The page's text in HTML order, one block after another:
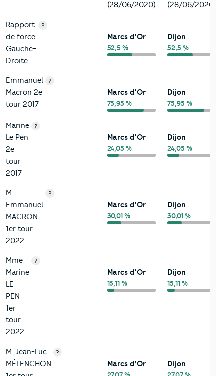
(28/06/2020) (28/06/2020)
Rapport
de force
Gauche-
Droite
?
Marcs d'Or
52,5 %
Dijon
52,5 %
Emmanuel
Macron 2e
tour 2017
?
Marcs d'Or
75,95 %
Dijon
75,95 %
Marine
Le Pen
2e
tour
2017
?
Marcs d'Or
24,05 %
Dijon
24,05 %
M.
Emmanuel
MACRON
1er tour
2022
?
Marcs d'Or
30,01 %
Dijon
30,01 %
Mme
Marine
LE
PEN
1er
tour
2022
?
Marcs d'Or
15,11 %
Dijon
15,11 %
M. Jean-Luc
MÉLENCHON
?
Marcs d'Or Dijon